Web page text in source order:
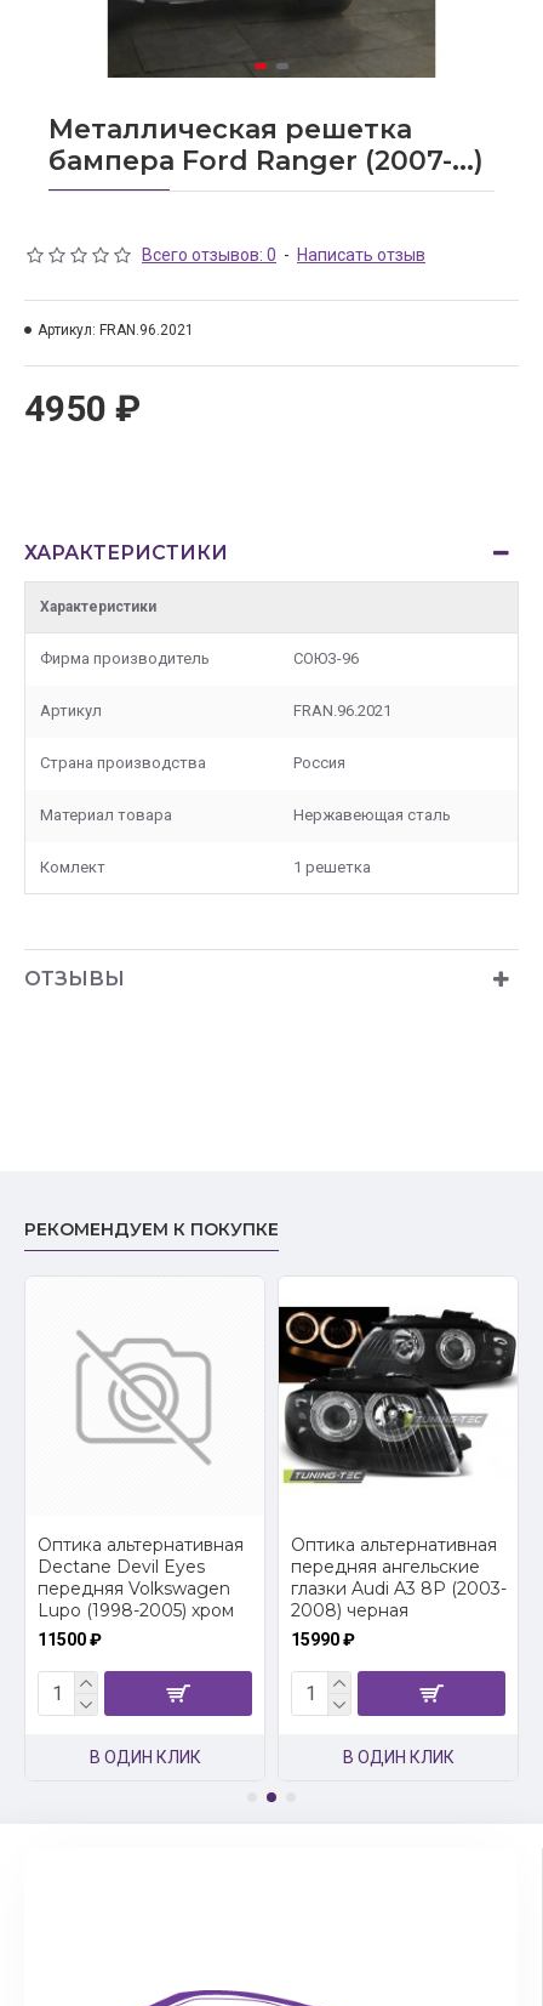
Металлическая решетка
бампера Ford Ranger (2007-...)
Всего отзывов: 0 - Написать отзыв
4950 ₽
Артикул: FRAN.96.2021
ХАРАКТЕРИСТИКИ
Характеристики
Фирма производитель СОЮЗ-96
Артикул FRAN.96.2021
Страна производства Россия
Материал товара Нержавеющая сталь
Комлект 1 решетка
ОТЗЫВЫ
РЕКОМЕНДУЕМ К ПОКУПКЕ
Оптика альтернативная
Dectane Devil Eyes
передняя Volkswagen
Lupo (1998-2005) хром
11500 ₽
В ОДИН КЛИК
Оптика альтернативная
передняя ангельские
глазки Audi A3 8P (2003-
2008) черная
15990 ₽
В ОДИН КЛИК